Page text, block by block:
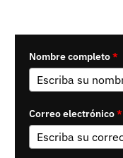
Nombre completo*
Correo electrónico*